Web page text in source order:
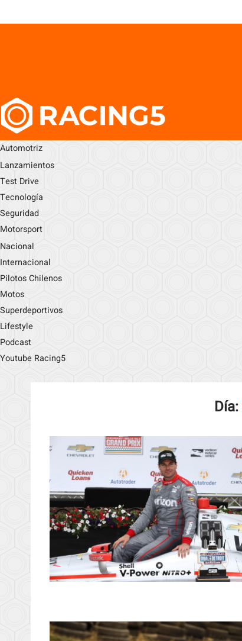
Automotriz
Lanzamientos
Test Drive
Tecnología
Seguridad
Motorsport
Nacional
Internacional
Pilotos Chilenos
Motos
Superdeportivos
Lifestyle
Podcast
Youtube Racing5
Día: